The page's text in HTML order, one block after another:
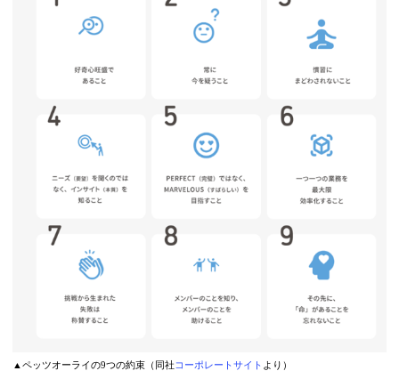
▲ペッツオーライの9つの約束（同社 コーポレートサイト より）